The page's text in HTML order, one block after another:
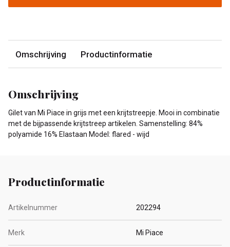
Omschrijving Productinformatie
Omschrijving
Gilet van Mi Piace in grijs met een krijtstreepje. Mooi in combinatie
met de bijpassende krijtstreep artikelen. Samenstelling: 84%
polyamide 16% Elastaan Model: flared - wijd
Productinformatie
Artikelnummer 202294
Merk Mi Piace